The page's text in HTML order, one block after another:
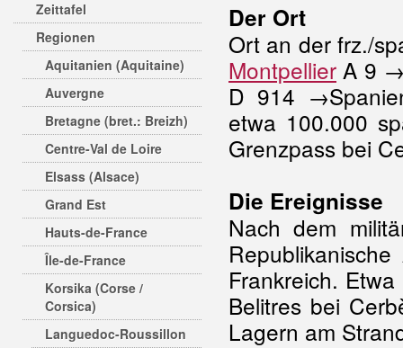
Zeittafel
Regionen
Aquitanien (Aquitaine)
Auvergne
Bretagne (bret.: Breizh)
Centre-Val de Loire
Elsass (Alsace)
Grand Est
Hauts-de-France
Île-de-France
Korsika (Corse /
Corsica)
Languedoc-Roussillon
Der Ort
Ort an der frz./
Montpellier A 9
D 914
etwa 100.000
Grenzpass bei
Die Ereignisse
Nach dem
Frankreich.
Belitres bei
Lagern am